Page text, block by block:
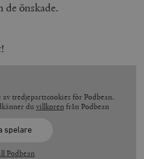
de önskade.
tredjepartscookies för Podbean.
du villkoren från Podbean
spelare
Podbean